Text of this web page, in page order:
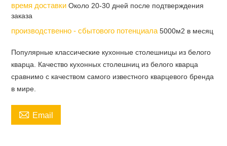
время доставкиОколо 20-30 дней после подтверждения
заказа
производственно - сбытового потенциала5000м2 в месяц
Популярные классические кухонные столешницы из белого
кварца. Качество кухонных столешниц из белого кварца
сравнимо с качеством самого известного кварцевого бренда
в мире.
 Email